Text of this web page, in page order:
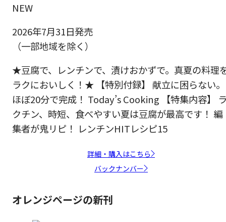
NEW
2026年7月31日発売
（一部地域を除く）
★豆腐で、レンチンで、漬けおかずで。真夏の料理
ラクにおいしく！★ 【特別付録】 献立に困らない。
ほぼ20分で完成！ Today’s Cooking 【特集内容】
クチン、時短、食べやすい夏は豆腐が最高です！ 編
集者が鬼リピ！ レンチンHITレシピ15
詳細・購入はこちら
バックナンバー
オレンジページの新刊